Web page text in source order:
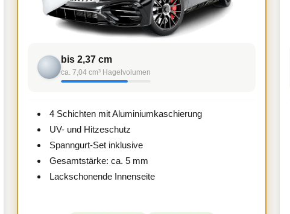
bis 2,37 cm
ca. 7,04 cm³ Hagelvolumen
4 Schichten mit Aluminiumkaschierung
UV- und Hitzeschutz
Spanngurt-Set inklusive
Gesamtstärke: ca. 5 mm
Lackschonende Innenseite